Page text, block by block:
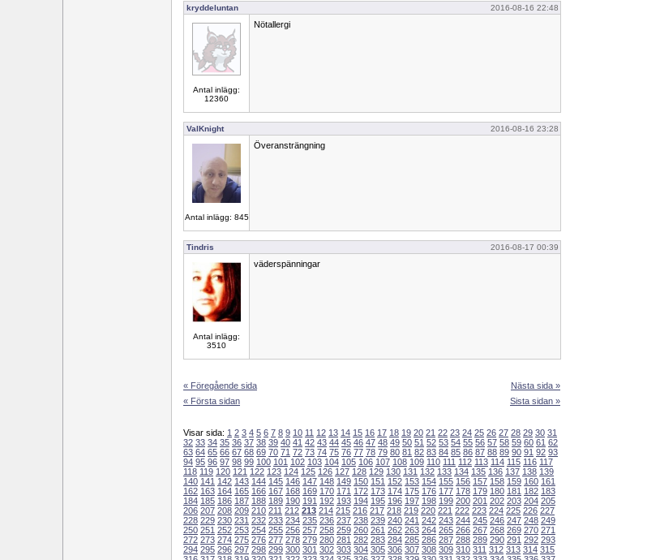
kryddeluntan 2016-08-16 22:48
Antal inlägg:
12360
Nötallergi
ValKnight 2016-08-16 23:28
Antal inlägg: 845
Överansträngning
Tindris 2016-08-17 00:39
Antal inlägg:
3510
väderspänningar
« Föregående sida
« Första sidan
Nästa sida »
Sista sidan »
Visar sida: 1 2 3 4 5 6 7 8 9 10 11 12 13 14 15 16 17 18 19 20 21 22 23 24 25 26 27 28 29 30 31
32 33 34 35 36 37 38 39 40 41 42 43 44 45 46 47 48 49 50 51 52 53 54 55 56 57 58 59 60 61 62
63 64 65 66 67 68 69 70 71 72 73 74 75 76 77 78 79 80 81 82 83 84 85 86 87 88 89 90 91 92 93
94 95 96 97 98 99 100 101 102 103 104 105 106 107 108 109 110 111 112 113 114 115 116 117
118 119 120 121 122 123 124 125 126 127 128 129 130 131 132 133 134 135 136 137 138 139
140 141 142 143 144 145 146 147 148 149 150 151 152 153 154 155 156 157 158 159 160 161
162 163 164 165 166 167 168 169 170 171 172 173 174 175 176 177 178 179 180 181 182 183
184 185 186 187 188 189 190 191 192 193 194 195 196 197 198 199 200 201 202 203 204 205
206 207 208 209 210 211 212 213 214 215 216 217 218 219 220 221 222 223 224 225 226 227
228 229 230 231 232 233 234 235 236 237 238 239 240 241 242 243 244 245 246 247 248 249
250 251 252 253 254 255 256 257 258 259 260 261 262 263 264 265 266 267 268 269 270 271
272 273 274 275 276 277 278 279 280 281 282 283 284 285 286 287 288 289 290 291 292 293
294 295 296 297 298 299 300 301 302 303 304 305 306 307 308 309 310 311 312 313 314 315